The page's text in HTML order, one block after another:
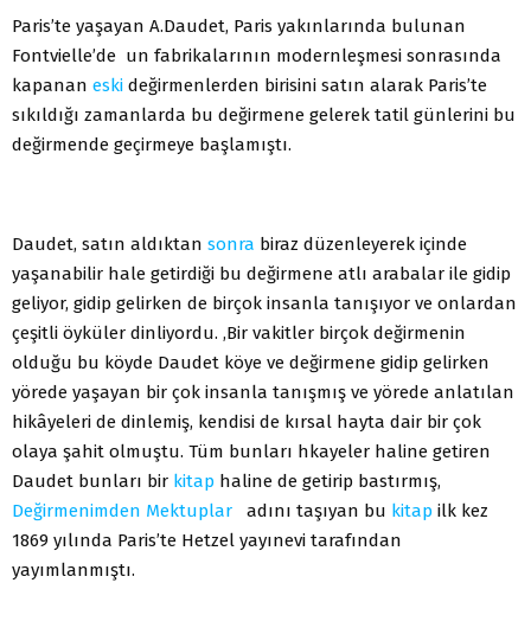
Paris’te yaşayan A.Daudet, Paris yakınlarında bulunan
Fontvielle’de un fabrikalarının modernleşmesi sonrasında
kapanan eski değirmenlerden birisini satın alarak Paris’te
sıkıldığı zamanlarda bu değirmene gelerek tatil günlerini bu
değirmende geçirmeye başlamıştı.
Daudet, satın aldıktan sonra biraz düzenleyerek içinde
yaşanabilir hale getirdiği bu değirmene atlı arabalar ile gidip
geliyor, gidip gelirken de birçok insanla tanışıyor ve onlardan
çeşitli öyküler dinliyordu. ,Bir vakitler birçok değirmenin
olduğu bu köyde Daudet köye ve değirmene gidip gelirken
yörede yaşayan bir çok insanla tanışmış ve yörede anlatılan
hikâyeleri de dinlemiş, kendisi de kırsal hayta dair bir çok
olaya şahit olmuştu. Tüm bunları hkayeler haline getiren
Daudet bunları bir kitap haline de getirip bastırmış,
Değirmenimden Mektuplar adını taşıyan bu kitap ilk kez
1869 yılında Paris’te Hetzel yayınevi tarafından
yayımlanmıştı.